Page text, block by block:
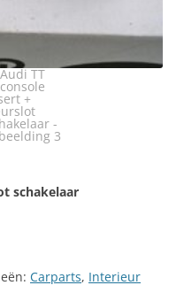
schakelaar
Carparts, Interieur